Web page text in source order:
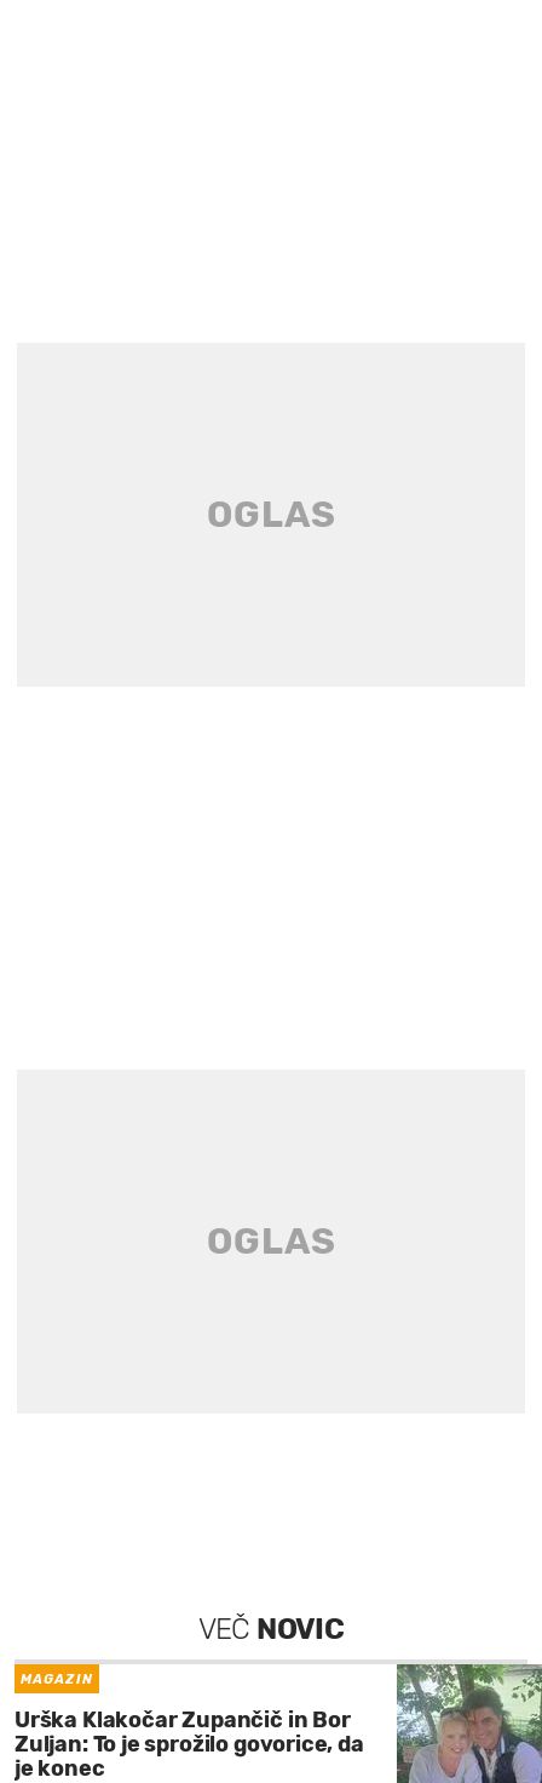
VEČ NOVIC
MAGAZIN
Urška Klakočar Zupančič in Bor
Zuljan: To je sprožilo govorice, da
je konec